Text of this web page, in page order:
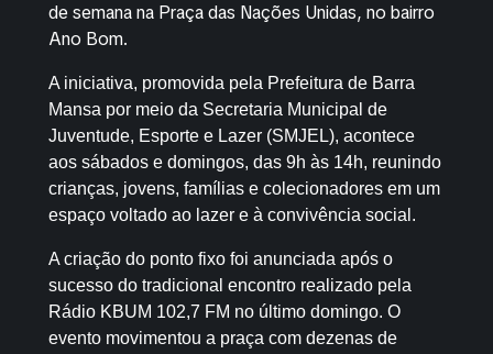
de semana na Praça das Nações Unidas, no bairro
Ano Bom.
A iniciativa, promovida pela Prefeitura de Barra
Mansa por meio da Secretaria Municipal de
Juventude, Esporte e Lazer (SMJEL), acontece
aos sábados e domingos, das 9h às 14h, reunindo
crianças, jovens, famílias e colecionadores em um
espaço voltado ao lazer e à convivência social.
A criação do ponto fixo foi anunciada após o
sucesso do tradicional encontro realizado pela
Rádio KBUM 102,7 FM no último domingo. O
evento movimentou a praça com dezenas de